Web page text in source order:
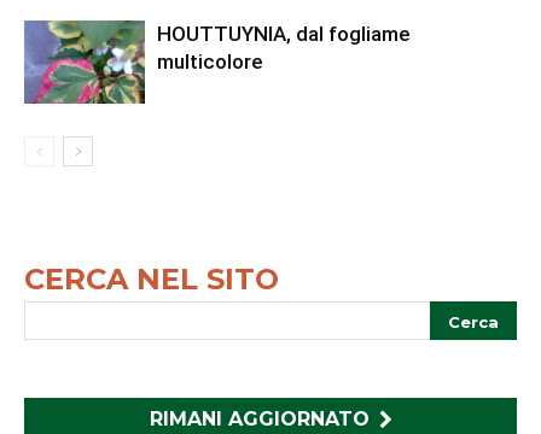
HOUTTUYNIA, dal fogliame
multicolore
CERCA NEL SITO
RIMANI AGGIORNATO